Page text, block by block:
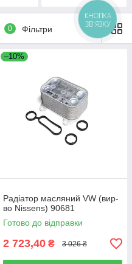
0 Фільтри
–10%
Радіатор масляний VW (вир-
во Nissens) 90681
Готово до відправки
2 723,40 ₴ 3 026 ₴
КНОПКА
ЗВ'ЯЗКУ